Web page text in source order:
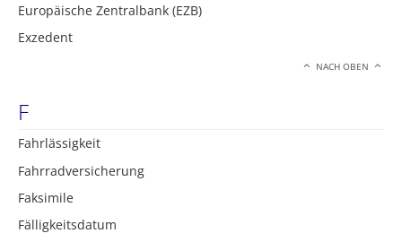
Europäische Zentralbank (EZB)
Exzedent
NACH OBEN
F
Fahrlässigkeit
Fahrradversicherung
Faksimile
Fälligkeitsdatum